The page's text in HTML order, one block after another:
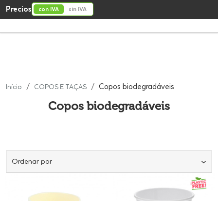
Precios con IVA sin IVA
Início COPOS E TAÇAS Copos biodegradáveis
Copos biodegradáveis
Ordenar por